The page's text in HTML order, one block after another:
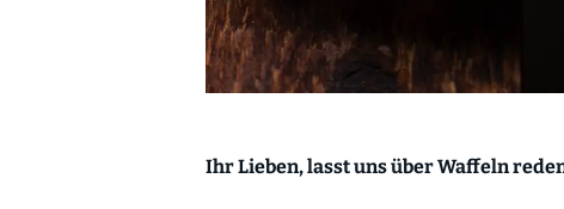
Ihr Lieben,lasst uns über Waffeln